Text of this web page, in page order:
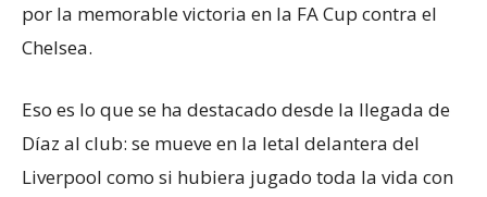
por la memorable victoria en la FA Cup contra el
Chelsea.
Eso es lo que se ha destacado desde la llegada de
Díaz al club: se mueve en la letal delantera del
Liverpool como si hubiera jugado toda la vida con